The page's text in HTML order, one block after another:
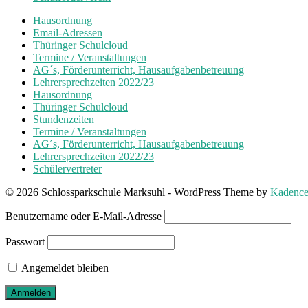
Hausordnung
Email-Adressen
Thüringer Schulcloud
Termine / Veranstaltungen
AG´s, Förderunterricht, Hausaufgabenbetreuung
Lehrersprechzeiten 2022/23
Hausordnung
Thüringer Schulcloud
Stundenzeiten
Termine / Veranstaltungen
AG´s, Förderunterricht, Hausaufgabenbetreuung
Lehrersprechzeiten 2022/23
Schülervertreter
© 2026 Schlossparkschule Marksuhl - WordPress Theme by
Benutzername oder E-Mail-Adresse
Passwort
Angemeldet bleiben